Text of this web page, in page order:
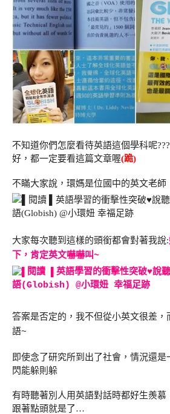
不知道你們怎麼看待英語這個學科呢
好，都一定要看這篇文章喔(跪)
不瞞大家說，環媽是位國中的英文老師
大家每次聽到這樣的頭銜都會對著我說:
下，肯定英文嚇嚇叫~
答案是否定的，我不但從小英文很差
語~
即使念了研究所到出了社會，情況還是
閃能躲則躲
有時聽著別人用英語對話時都好生羨慕
跟著點頭就是了…